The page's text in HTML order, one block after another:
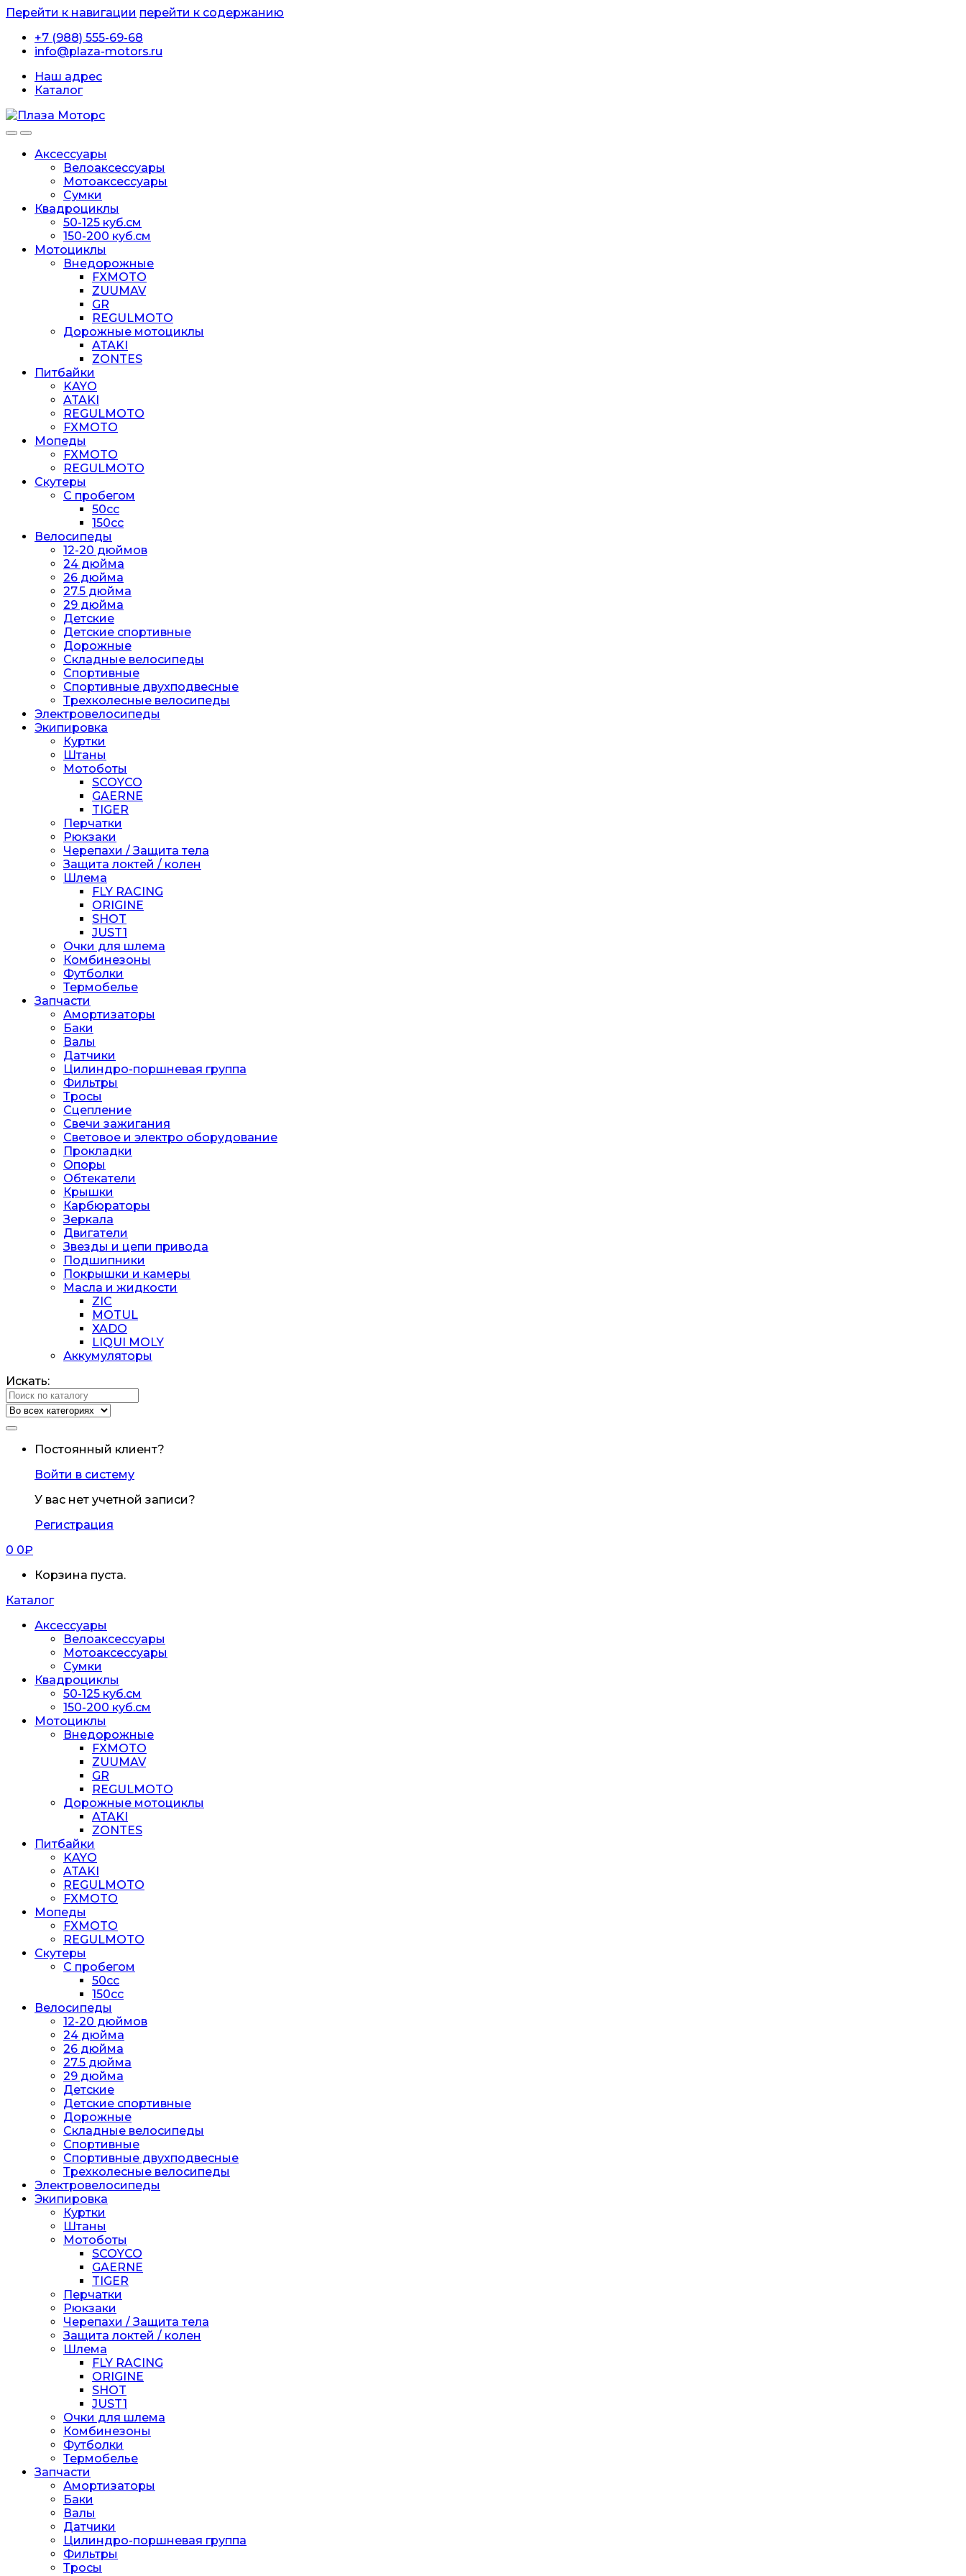
Перейти к навигации перейти к содержанию
+7 (988) 555-69-68
info@plaza-motors.ru
Наш адрес
Каталог
Аксессуары
Велоаксессуары
Мотоаксессуары
Сумки
Квадроциклы
50-125 куб.см
150-200 куб.см
Мотоциклы
Внедорожные
FXMOTO
ZUUMAV
GR
REGULMOTO
Дорожные мотоциклы
ATAKI
ZONTES
Питбайки
KAYO
ATAKI
REGULMOTO
FXMOTO
Мопеды
FXMOTO
REGULMOTO
Скутеры
С пробегом
50cc
150cc
Велосипеды
12-20 дюймов
24 дюйма
26 дюйма
27.5 дюйма
29 дюйма
Детские
Детские спортивные
Дорожные
Складные велосипеды
Спортивные
Спортивные двухподвесные
Трехколесные велосипеды
Электровелосипеды
Экипировка
Куртки
Штаны
Мотоботы
SCOYCO
GAERNE
TIGER
Перчатки
Рюкзаки
Черепахи / Защита тела
Защита локтей / колен
Шлема
FLY RACING
ORIGINE
SHOT
JUST1
Очки для шлема
Комбинезоны
Футболки
Термобелье
Запчасти
Амортизаторы
Баки
Валы
Датчики
Цилиндро-поршневая группа
Фильтры
Тросы
Сцепление
Свечи зажигания
Световое и электро оборудование
Прокладки
Опоры
Обтекатели
Крышки
Карбюраторы
Зеркала
Двигатели
Звезды и цепи привода
Подшипники
Покрышки и камеры
Масла и жидкости
ZIC
MOTUL
XADO
LIQUI MOLY
Аккумуляторы
Искать:
Постоянный клиент?
Войти в систему
У вас нет учетной записи?
Регистрация
0 0₽
Корзина пуста.
Каталог
Аксессуары
Велоаксессуары
Мотоаксессуары
Сумки
Квадроциклы
50-125 куб.см
150-200 куб.см
Мотоциклы
Внедорожные
FXMOTO
ZUUMAV
GR
REGULMOTO
Дорожные мотоциклы
ATAKI
ZONTES
Питбайки
KAYO
ATAKI
REGULMOTO
FXMOTO
Мопеды
FXMOTO
REGULMOTO
Скутеры
С пробегом
50cc
150cc
Велосипеды
12-20 дюймов
24 дюйма
26 дюйма
27.5 дюйма
29 дюйма
Детские
Детские спортивные
Дорожные
Складные велосипеды
Спортивные
Спортивные двухподвесные
Трехколесные велосипеды
Электровелосипеды
Экипировка
Куртки
Штаны
Мотоботы
SCOYCO
GAERNE
TIGER
Перчатки
Рюкзаки
Черепахи / Защита тела
Защита локтей / колен
Шлема
FLY RACING
ORIGINE
SHOT
JUST1
Очки для шлема
Комбинезоны
Футболки
Термобелье
Запчасти
Амортизаторы
Баки
Валы
Датчики
Цилиндро-поршневая группа
Фильтры
Тросы